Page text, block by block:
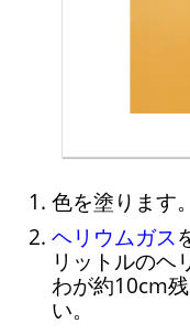
色を塗ります。
ヘリウムガス
リットルのヘ
わが約10cm
い。